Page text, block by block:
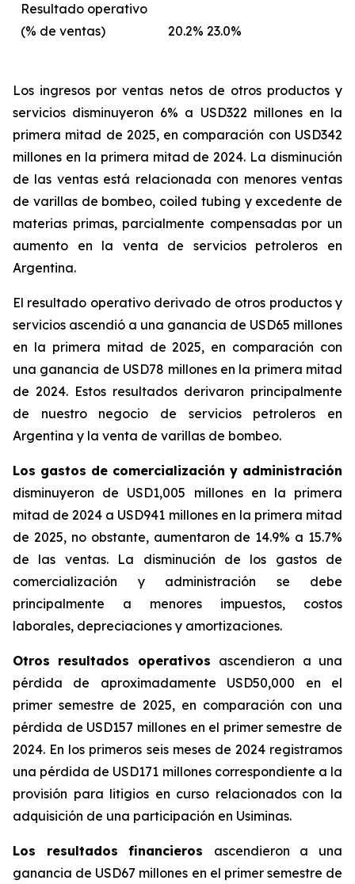
Resultado operativo
(% de ventas)
20.2% 23.0%
Los ingresos por ventas netos de otros productos y
servicios disminuyeron 6% a USD322 millones en la
primera mitad de 2025, en comparación con USD342
millones en la primera mitad de 2024. La disminución
de las ventas está relacionada con menores ventas
de varillas de bombeo, coiled tubing y excedente de
materias primas, parcialmente compensadas por un
aumento en la venta de servicios petroleros en
Argentina.
El resultado operativo derivado de otros productos y
servicios ascendió a una ganancia de USD65 millones
en la primera mitad de 2025, en comparación con
una ganancia de USD78 millones en la primera mitad
de 2024. Estos resultados derivaron principalmente
de nuestro negocio de servicios petroleros en
Argentina y la venta de varillas de bombeo.
Los gastos de comercialización y administración
disminuyeron de USD1,005 millones en la primera
mitad de 2024 a USD941 millones en la primera mitad
de 2025, no obstante, aumentaron de 14.9% a 15.7%
de las ventas. La disminución de los gastos de
comercialización y administración se debe
principalmente a menores impuestos, costos
laborales, depreciaciones y amortizaciones.
Otros resultados operativos ascendieron a una
pérdida de aproximadamente USD50,000 en el
primer semestre de 2025, en comparación con una
pérdida de USD157 millones en el primer semestre de
2024. En los primeros seis meses de 2024 registramos
una pérdida de USD171 millones correspondiente a la
provisión para litigios en curso relacionados con la
adquisición de una participación en Usiminas.
Los resultados financieros ascendieron a una
ganancia de USD67 millones en el primer semestre de